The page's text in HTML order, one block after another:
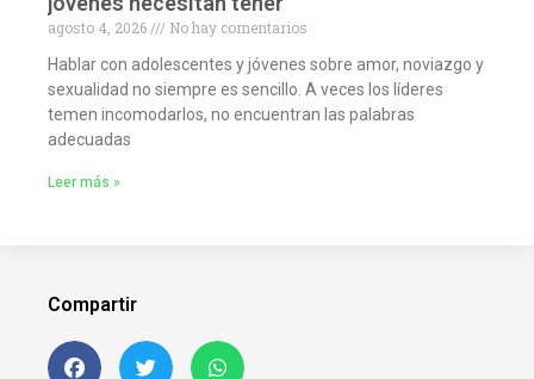
agosto 4, 2026
No hay comentarios
Hablar con adolescentes y jóvenes sobre amor, noviazgo y
sexualidad no siempre es sencillo. A veces los líderes
temen incomodarlos, no encuentran las palabras
adecuadas
Leer más »
Compartir